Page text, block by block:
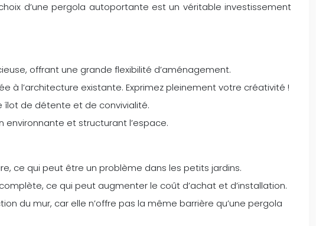
d’une pergola autoportante est un véritable investissement
offrant une grande flexibilité d’aménagement.
à l’architecture existante. Exprimez pleinement votre créativité !
îlot de détente et de convivialité.
et structurant l’espace.
ce qui peut être un problème dans les petits jardins.
ce qui peut augmenter le coût d’achat et d’installation.
du mur, car elle n’offre pas la même barrière qu’une pergola